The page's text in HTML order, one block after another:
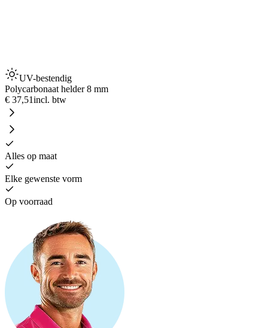
UV-bestendig
Polycarbonaat helder 8 mm
€ 37,51incl. btw
Alles op maat
Elke gewenste vorm
Op voorraad